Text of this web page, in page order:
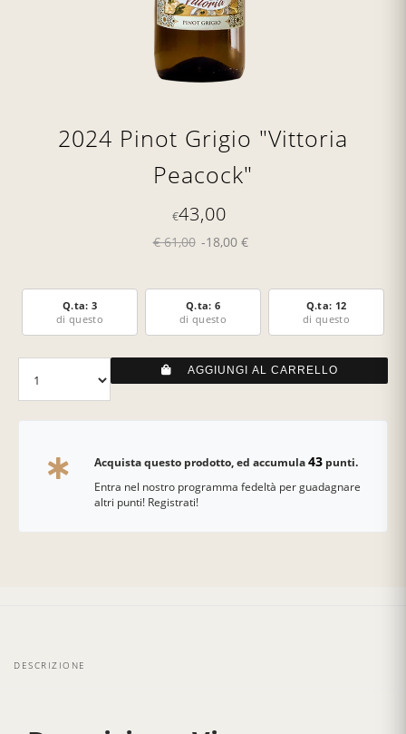
2024 Pinot Grigio "Vittoria
Peacock"
€43,00
€ 61,00 -18,00 €
Q.ta: 3
di questo
Q.ta: 6
di questo
Q.ta: 12
di questo
AGGIUNGI AL CARRELLO
Acquista questo prodotto, ed accumula43punti.
Entra nel nostro programma fedeltà per guadagnare
altri punti! Registrati!
DESCRIZIONE